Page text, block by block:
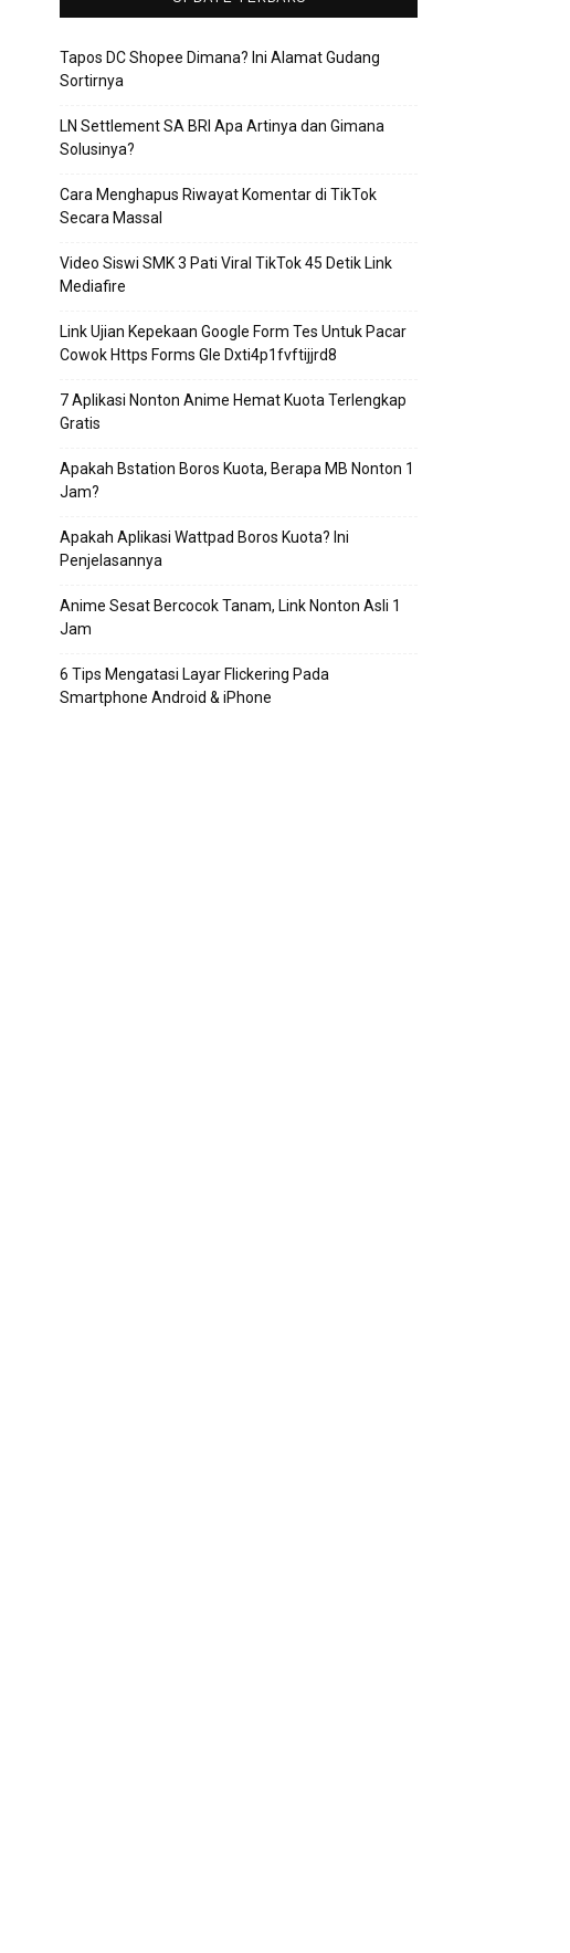
Tapos DC Shopee Dimana? Ini Alamat Gudang
Sortirnya
LN Settlement SA BRI Apa Artinya dan Gimana
Solusinya?
Cara Menghapus Riwayat Komentar di TikTok
Secara Massal
Video Siswi SMK 3 Pati Viral TikTok 45 Detik Link
Mediafire
Link Ujian Kepekaan Google Form Tes Untuk Pacar
Cowok Https Forms Gle Dxti4p1fvftijjrd8
7 Aplikasi Nonton Anime Hemat Kuota Terlengkap
Gratis
Apakah Bstation Boros Kuota, Berapa MB Nonton 1
Jam?
Apakah Aplikasi Wattpad Boros Kuota? Ini
Penjelasannya
Anime Sesat Bercocok Tanam, Link Nonton Asli 1
Jam
6 Tips Mengatasi Layar Flickering Pada
Smartphone Android & iPhone